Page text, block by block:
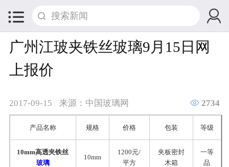
 
广州江玻夹铁丝玻璃9月15日网
上报价
2017-09-15 来源：中国玻璃网  2734
产品名称 规格 价格 包装 等级
10mm高透夹铁丝
玻璃
10mm
1200元/
平方
夹板密封
木箱
一等
品